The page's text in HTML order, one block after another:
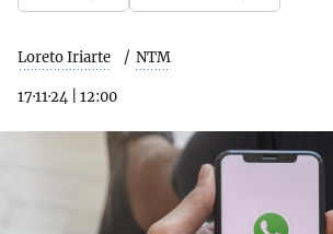
Loreto Iriarte NTM
17·11·24 12:00